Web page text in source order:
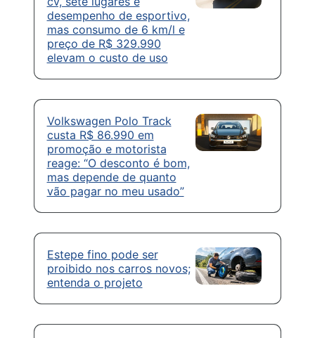
desempenho de esportivo,
mas consumo de 6 km/l e
preço de R$ 329.990
elevam o custo de uso
Volkswagen Polo Track
custa R$ 86.990 em
promoção e motorista
reage: “O desconto é bom,
mas depende de quanto
vão pagar no meu usado”
Estepe fino pode ser
proibido nos carros novos;
entenda o projeto